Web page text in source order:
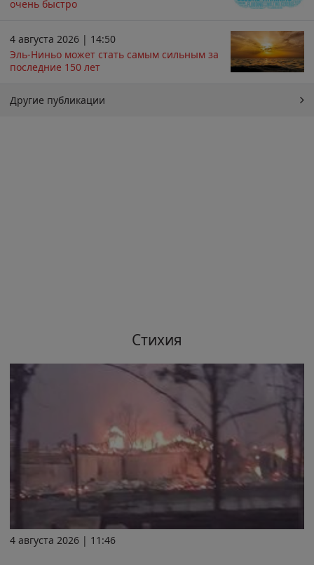
очень быстро
4 августа 2026 | 14:50
Эль-Ниньо может стать самым сильным за
последние 150 лет
Другие публикации
Стихия
4 августа 2026 | 11:46